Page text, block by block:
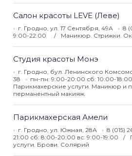
Салон красоты LEVE (Леве)
г. Гродно, ул. 17 Сентября, 49А 8
9:00-22:00
Маникюр. Стрижки.
Студия красоты Монэ
г. Гродно, бул. Ленинского
38
пн-пн: 9:00-20:00 сб: 10:00-18:00
Парикмахерские услуги. Маникюр и
перманентный макияж.
Парикмахерская Амели
г. Гродно, ул. Южная, 28А 8 (015)
21:00 сб: 8:00-20:00 вс: 9:00-19:00
услуги. Брови. Солярий